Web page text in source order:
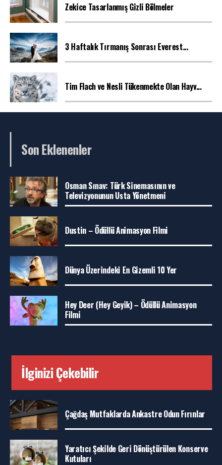
Zekice Tasarlanmış Gizli Bölmeler
3 Haftalık Tırmanış Sonrası Everest...
Tim Flach ve Nesli Tükenmekte Olan Hayv...
Son Eklenenler
Osman Sınav: Türk Sinemasının ve
Televizyonunun Usta Yönetmeni
Dustin – Ödüllü Animasyon Filmi
Dünya Üzerindeki En Gizemli 10 Yer
Hey Deer (Hey Geyik) – Ödüllü Animasyon
Filmi
İlginizi Çekebilir
Çağdaş Mutfaklarda Ankastre Odun Fırınlar
Yaratıcı Şekilde Geri Dönüştürülen Konserve
Kutuları